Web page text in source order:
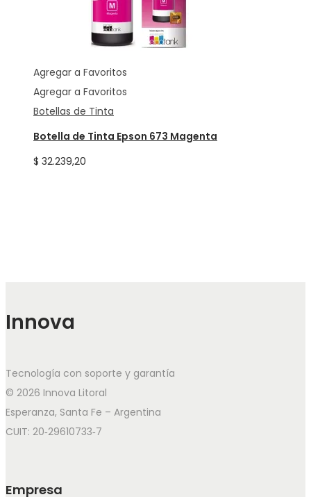
Agregar a Favoritos
Agregar a Favoritos
Botellas de Tinta
Botella de Tinta Epson 673 Magenta
$ 32.239,20
Innova
Tecnología con soporte y garantía
© 2026 Innova Litoral
Esperanza, Santa Fe – Argentina
CUIT: 20‑29610733‑7
Empresa